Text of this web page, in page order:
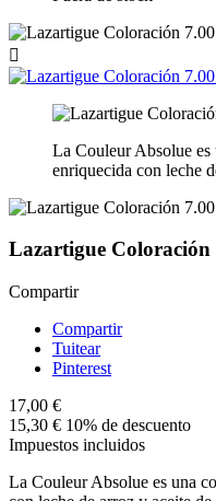

La Couleur Absolue es
enriquecida con leche
Lazartigue Coloración
Compartir
Compartir
Tuitear
Pinterest
17,00 €
15,30 € 10% de descuento
Impuestos incluidos
La Couleur Absolue es una